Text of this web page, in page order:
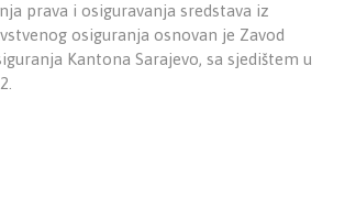
prava i osiguravanja sredstava iz
osiguranja osnovan je Zavod
Kantona Sarajevo, sa sjedištem u